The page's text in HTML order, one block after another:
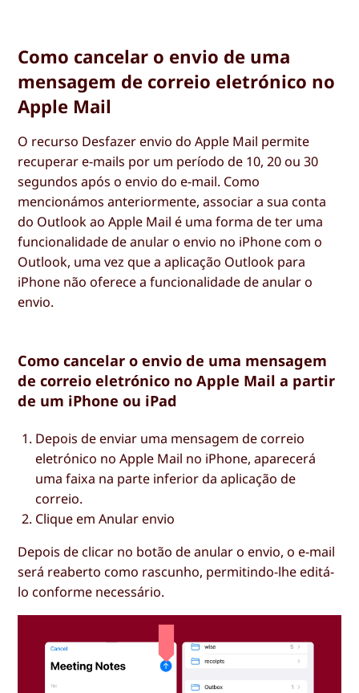
Como cancelar o envio de uma
mensagem de correio eletrónico no
Apple Mail
O recurso Desfazer envio do Apple Mail permite
recuperar e-mails por um período de 10, 20 ou 30
segundos após o envio do e-mail. Como
mencionámos anteriormente, associar a sua conta
do Outlook ao Apple Mail é uma forma de ter uma
funcionalidade de anular o envio no iPhone com o
Outlook, uma vez que a aplicação Outlook para
iPhone não oferece a funcionalidade de anular o
envio.
Como cancelar o envio de uma mensagem
de correio eletrónico no Apple Mail a partir
de um iPhone ou iPad
Depois de enviar uma mensagem de correio
eletrónico no Apple Mail no iPhone, aparecerá
uma faixa na parte inferior da aplicação de
correio.
Clique emAnular envio
Depois de clicar no botão de anular o envio, o e-mail
será reaberto como rascunho, permitindo-lhe editá-
lo conforme necessário.